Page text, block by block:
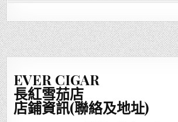
EVER CIGAR
長紅雪茄店
店鋪資訊(聯絡及地址)